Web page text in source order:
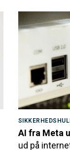
AI fra Meta
ud på